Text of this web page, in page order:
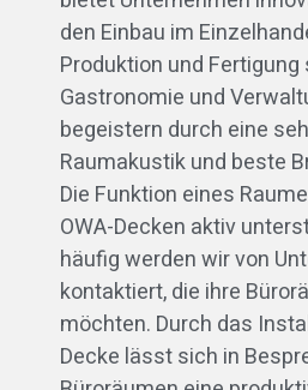
den Einbau im
Produktion und
Gastronomie und
begeistern durch eine
Raumakustik und beste
Die Funktion eines
OWA-Decken aktiv
häufig werden wir von
kontaktiert, die ihre
möchten. Durch das
Decke lässt sich in